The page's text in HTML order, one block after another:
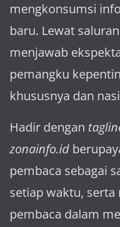
mengkonsumsi
baru. Lewat
menja­wab
pemangku
khususnya dan
Hadir dengan
zonainfo.id
pembaca sebagai
setiap waktu,
pembaca dalam